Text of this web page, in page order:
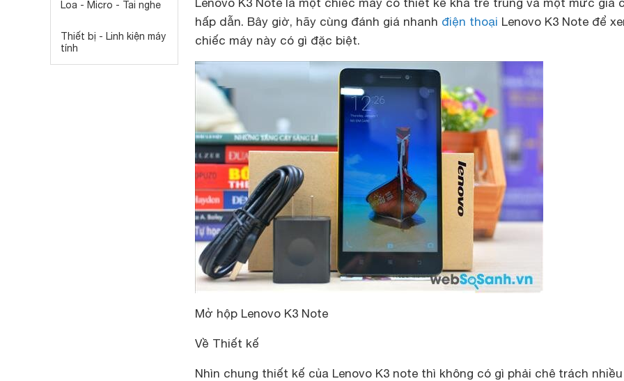
Loa - Micro - Tai nghe
Thiết bị - Linh kiện máy
tính
Lenovo K3 Note là một chiếc máy có thiết kế khá trẻ trung và một mức giá
hấp dẫn. Bây giờ, hãy cùng đánh giá nhanh điện thoại Lenovo K3 Note để
chiếc máy này có gì đặc biệt.
Mở hộp Lenovo K3 Note
Về Thiết kế
Nhìn chung thiết kế của Lenovo K3 note thì không có gì phải chê trách nhiều